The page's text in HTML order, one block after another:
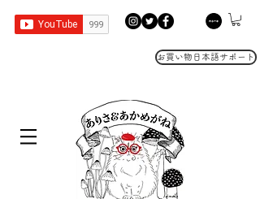
お買い物日本語サポート